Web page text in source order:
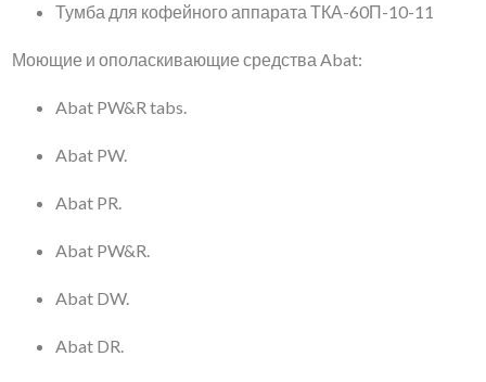
Тумба для кофейного аппарата ТКА-60П-10-11
Моющие и ополаскивающие средства Abat:
Abat PW&R tabs.
Abat PW.
Abat PR.
Abat PW&R.
Abat DW.
Abat DR.